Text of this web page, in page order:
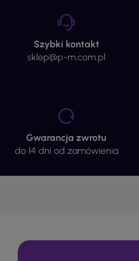
Szybki kontakt
sklep@p-m.com.pl
Gwarancja zwrotu
do 14 dni od zamówienia